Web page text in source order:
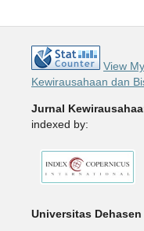
View
Kewirausahaan dan
Jurnal
indexed by:
Universitas